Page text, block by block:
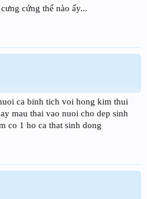
cứng thế nào ấy...
ca binh tich voi hong kim thui
mau thai vao nuoi cho dep sinh
co 1 ho ca that sinh dong